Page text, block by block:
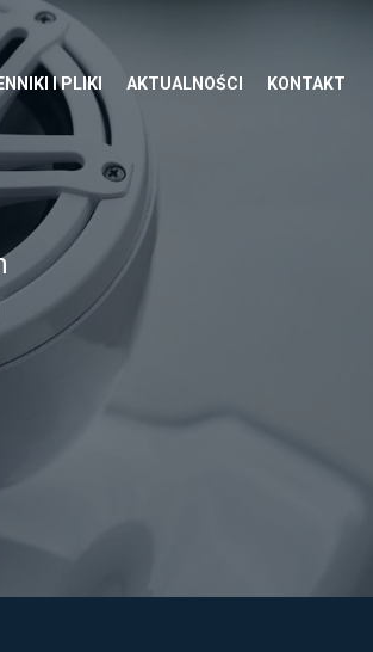
I PLIKI AKTUALNOŚCI KONTAKT